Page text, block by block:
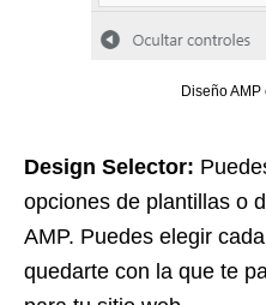
Diseño AMP
Design Selector:
opciones de plantillas o
AMP. Puedes elegir
quedarte con la que te